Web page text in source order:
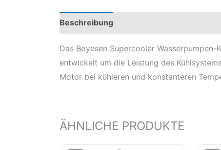
Beschreibung
Das Boyesen Supercooler
entwickelt um die Leistung des
Motor bei kühleren und konstanteren
ÄHNLICHE PRODUKTE